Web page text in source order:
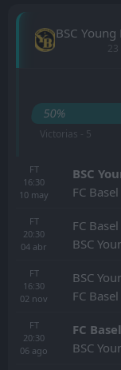
BSC Young
23
50%
Victorias - 5
FT
16:30
10 may
BSC
FC
FT
20:30
04 abr
FC
BSC
FT
16:30
02 nov
BSC
FC
FT
20:30
06 ago
FC
BSC